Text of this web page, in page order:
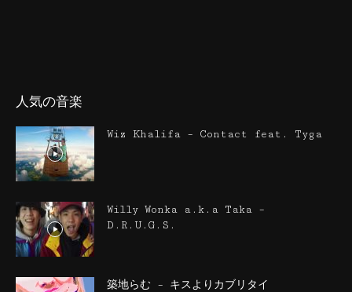
人気の音楽
Wiz Khalifa – Contact feat. Tyga
Willy Wonka a.k.a Taka –
D.R.U.G.S.
築地らむ – キスよりカブリタイ